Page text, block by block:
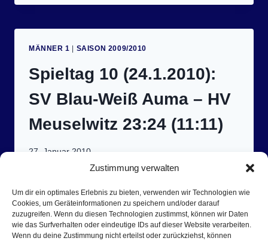
Zustimmung verwalten
Um dir ein optimales Erlebnis zu bieten, verwenden wir Technologien wie
Cookies, um Geräteinformationen zu speichern und/oder darauf
zuzugreifen. Wenn du diesen Technologien zustimmst, können wir Daten
wie das Surfverhalten oder eindeutige IDs auf dieser Website verarbeiten.
Wenn du deine Zustimmung nicht erteilst oder zurückziehst, können
(30.1.2010):
HERMSDORF
SV
BLAU-
WEISS A
UMA 2
2:18 (
11:8)
MÄNNER 1 SAISON 2009/2010
Spieltag 10 (24.1.2010):
SV Blau-Weiß Auma – HV
Meuselwitz 23:24 (11:11)
27. Januar 2010
Dreizehn Rüdiger Tore können bittere
Heimniederlage nicht verhindern Am
vergangenen Samstag empfingen die Aumaer
mit dem HV Meuselwitz zwar ein spielstarkes